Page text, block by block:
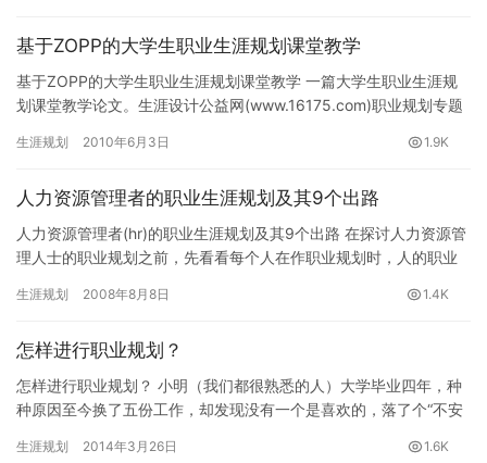
基于ZOPP的大学生职业生涯规划课堂教学
基于ZOPP的大学生职业生涯规划课堂教学 一篇大学生职业生涯规
划课堂教学论文。生涯设计公益网(www.16175.com)职业规划专题
生涯规划 2010年6月3日 1.9K
人力资源管理者的职业生涯规划及其9个出路
人力资源管理者(hr)的职业生涯规划及其9个出路 在探讨人力资源管
理人士的职业规划之前，先看看每个人在作职业规划时，人的职业
生涯规划 2008年8月8日 1.4K
怎样进行职业规划？
怎样进行职业规划？ 小明（我们都很熟悉的人）大学毕业四年，种
种原因至今换了五份工作，却发现没有一个是喜欢的，落了个“不安
生涯规划 2014年3月26日 1.6K